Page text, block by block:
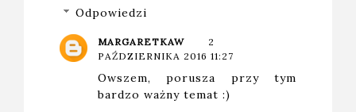
Odpowiedzi
MARGARETKAW
2
PAŹDZIERNIKA 2016 11:27
Owszem, porusza przy tym
bardzo ważny temat :)